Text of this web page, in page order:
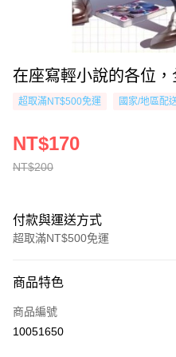
在座寫輕小說的各位
超取滿NT$500免運 國家/地區配
NT$200
NT$170
付款與運送方式
超取滿NT$500免運
信用卡一次付款
超商取貨付款
商品特色
商品編號
10051650